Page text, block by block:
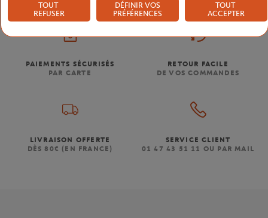
PAIEMENTS SÉCURISÉS
PAR CARTE
RETOUR FACILE
DE VOS COMMANDES
LIVRAISON OFFERTE
DÈS 80€ (EN FRANCE)
SERVICE CLIENT
01 47 43 51 11 OU PAR MAIL
TOUT
REFUSER
DÉFINIR VOS
PRÉFÉRENCES
TOUT
ACCEPTER